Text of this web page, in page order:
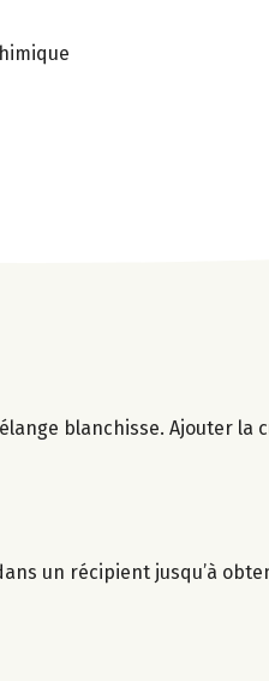
blanchisse. Ajouter la
un récipient jusqu’à